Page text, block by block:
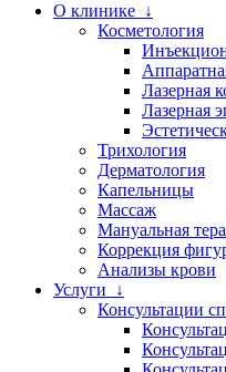
О клинике ↓
Косметология
Лазерная
Лазерная
Трихология
Дерматология
Капельницы
Массаж
Мануальная
Коррекция
Анализы крови
Услуги ↓
Консультации